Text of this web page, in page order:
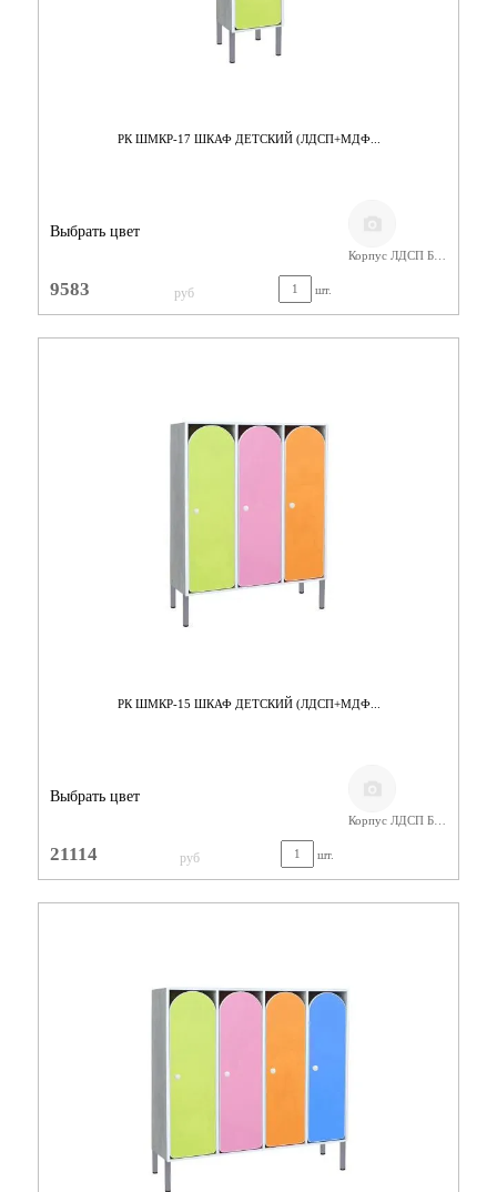
РК ШМКР-17 ШКАФ ДЕТСКИЙ (ЛДСП+МДФ...
Выбрать цвет
Корпус ЛДСП Бук,Фасады МДФ
9583 руб шт.
РК ШМКР-15 ШКАФ ДЕТСКИЙ (ЛДСП+МДФ...
Выбрать цвет
Корпус ЛДСП Бук,Фасады МДФ
21114 руб шт.